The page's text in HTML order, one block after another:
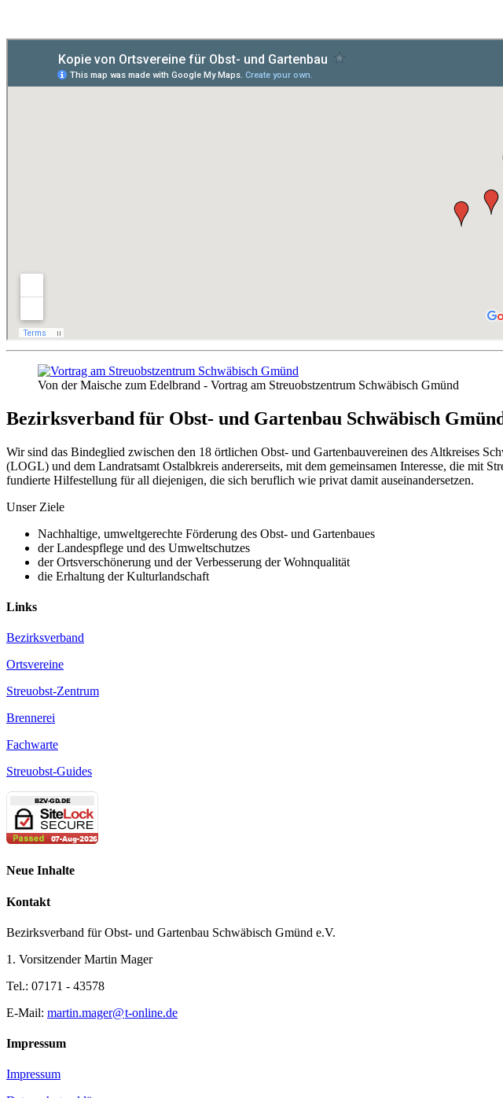
Von der Maische zum Edelbrand - Vortrag am Streuobstzentrum Schwäbisch Gmünd
Bezirksverband für Obst- und Gartenbau Schwäbisch
Wir sind das Bindeglied zwischen den 18 örtlichen Obst- und Gartenbauvereinen des Altkreises
(LOGL) und dem Landratsamt Ostalbkreis andererseits, mit dem gemeinsamen Interesse, die mit
fundierte Hilfestellung für all diejenigen, die sich beruflich wie privat damit auseinandersetzen.
Unser Ziele
Nachhaltige, umweltgerechte Förderung des Obst- und Gartenbaues
der Landespflege und des Umweltschutzes
der Ortsverschönerung und der Verbesserung der Wohnqualität
die Erhaltung der Kulturlandschaft
Links
Bezirksverband
Ortsvereine
Streuobst-Zentrum
Brennerei
Fachwarte
Streuobst-Guides
Neue Inhalte
Kontakt
Bezirksverband für Obst- und Gartenbau Schwäbisch Gmünd e.V.
1. Vorsitzender Martin Mager
Tel.: 07171 - 43578
E-Mail: martin.mager@t-online.de
Impressum
Impressum